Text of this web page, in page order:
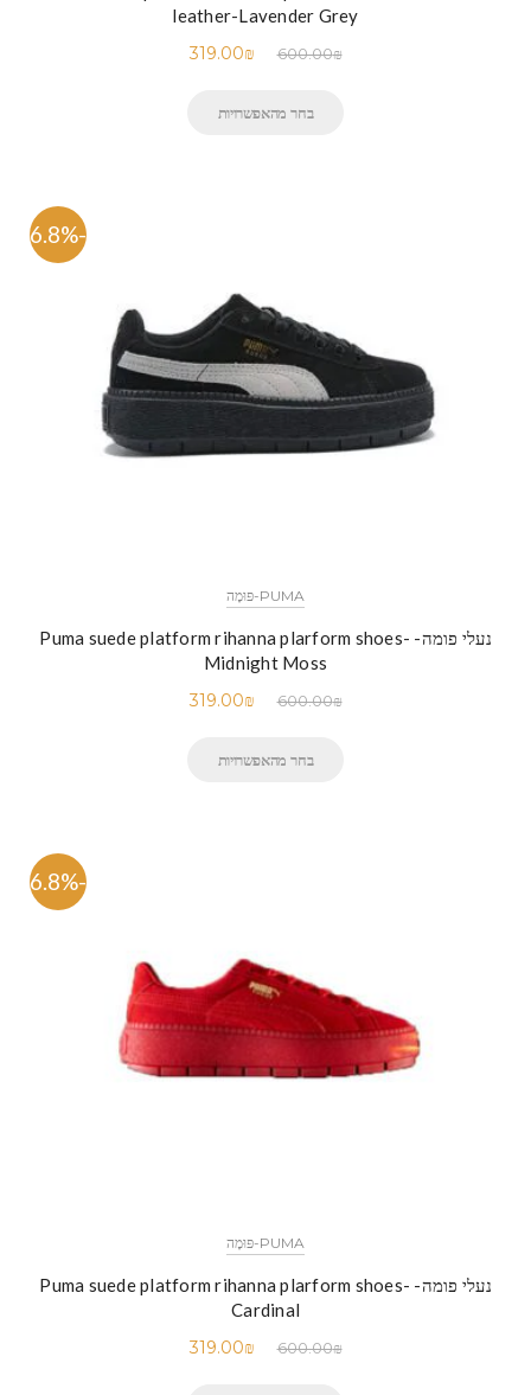
leather-Lavender Grey
600.00₪
319.00₪
בחר מהאפשרויות
-46.8%
PUMA-פּוּמָה
נעלי פומה- Puma suede platform rihanna plarform shoes-
Midnight Moss
600.00₪
319.00₪
בחר מהאפשרויות
-46.8%
PUMA-פּוּמָה
נעלי פומה- Puma suede platform rihanna plarform shoes-
Cardinal
600.00₪
319.00₪